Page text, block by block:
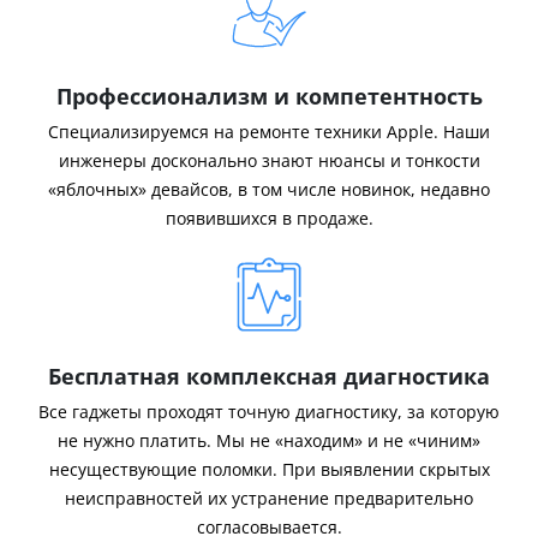
Профессионализм и компетентность
Специализируемся на ремонте техники Apple. Наши
инженеры досконально знают нюансы и тонкости
«яблочных» девайсов, в том числе новинок, недавно
появившихся в продаже.
Бесплатная комплексная диагностика
Все гаджеты проходят точную диагностику, за которую
не нужно платить. Мы не «находим» и не «чиним»
несуществующие поломки. При выявлении скрытых
неисправностей их устранение предварительно
согласовывается.